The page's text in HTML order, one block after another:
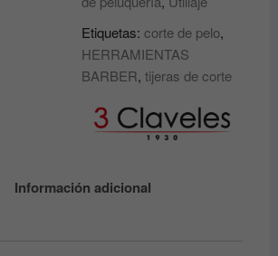
MODELO
Azabache
6"
CLAVELES
cantidad
Etiquetas:corte de pelo,
HERRAMIENTAS
BARBER,tijeras de corte
Información adicional